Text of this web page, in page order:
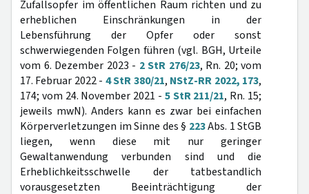
Zufallsopfer im öffentlichen Raum richten und zu
erheblichen Einschränkungen in der
Lebensführung der Opfer oder sonst
schwerwiegenden Folgen führen (vgl. BGH, Urteile
vom 6. Dezember 2023 - 2 StR 276/23, Rn. 20; vom
17. Februar 2022 - 4 StR 380/21, NStZ-RR 2022, 173,
174; vom 24. November 2021 - 5 StR 211/21, Rn. 15;
jeweils mwN). Anders kann es zwar bei einfachen
Körperverletzungen im Sinne des § 223Abs. 1 StGB
liegen, wenn diese mit nur geringer
Gewaltanwendung verbunden sind und die
Erheblichkeitsschwelle der tatbestandlich
vorausgesetzten Beeinträchtigung der